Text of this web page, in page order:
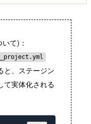
て)：
と、ステージン
て実体化される